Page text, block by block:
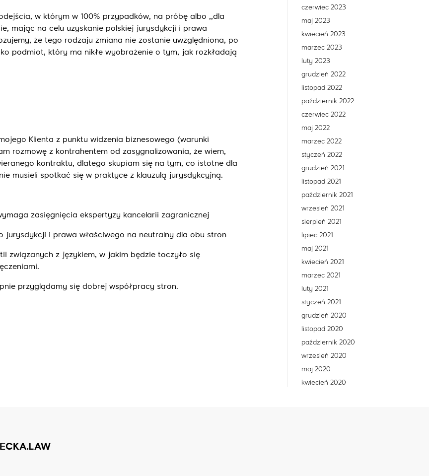
w którym w 100% przypadków, na próbę albo ,,dla
mając na celu uzyskanie polskiej jurysdykcji i prawa
że tego rodzaju zmiana nie zostanie uwzględniona, po
podmiot, który ma nikłe wyobrażenie o tym, jak rozkładają
Klienta z punktu widzenia biznesowego (warunki
rozmowę z kontrahentem od zasygnalizowania, że wiem,
kontraktu, dlatego skupiam się na tym, co istotne dla
musieli spotkać się w praktyce z klauzulą jurysdykcyjną.
zasięgnięcia ekspertyzy kancelarii zagranicznej
jurysdykcji i prawa właściwego na neutralny dla obu stron
związanych z językiem, w jakim będzie toczyło się
przyglądamy się dobrej współpracy stron.
czerwiec 2023
maj 2023
kwiecień 2023
marzec 2023
luty 2023
grudzień 2022
listopad 2022
październik 2022
czerwiec 2022
maj 2022
marzec 2022
styczeń 2022
grudzień 2021
listopad 2021
październik 2021
wrzesień 2021
sierpień 2021
lipiec 2021
maj 2021
kwiecień 2021
marzec 2021
luty 2021
styczeń 2021
grudzień 2020
listopad 2020
październik 2020
wrzesień 2020
maj 2020
kwiecień 2020